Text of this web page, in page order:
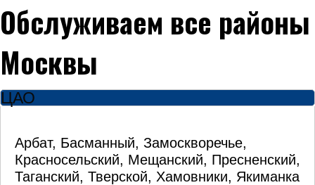
Обслуживаем все районы
Москвы
ЦАО
Арбат, Басманный, Замоскворечье,
Красносельский, Мещанский, Пресненский,
Таганский, Тверской, Хамовники, Якиманка